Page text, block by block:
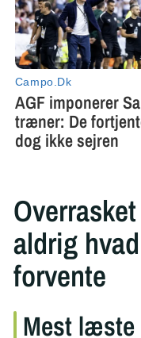
aldrig
forvente
Mest læste